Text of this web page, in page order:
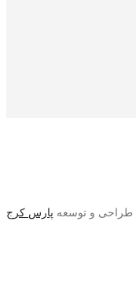
طراحی و توسعه پارس کرج